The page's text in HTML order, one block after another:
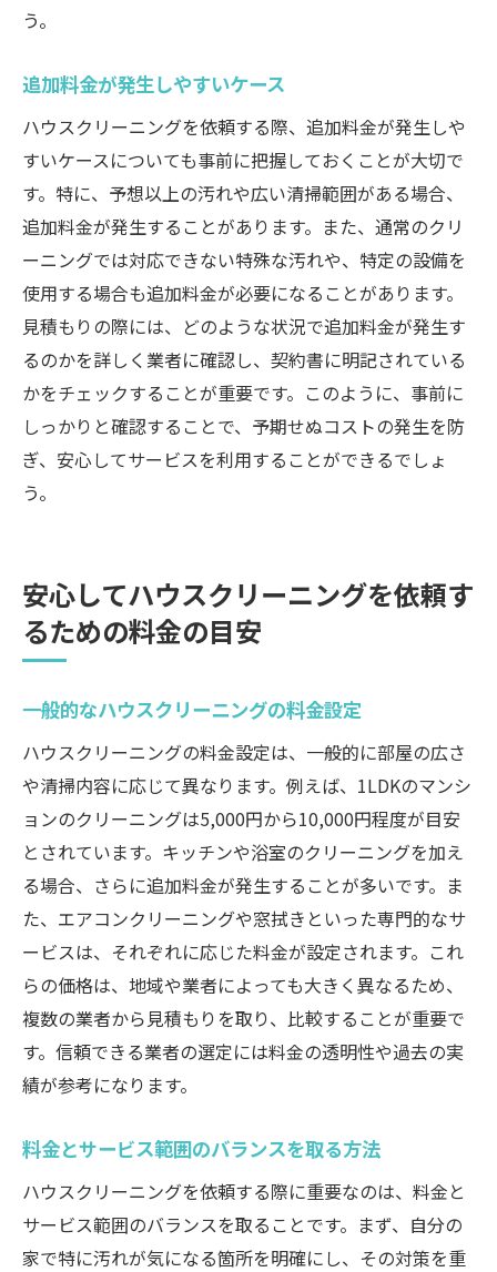
う。
追加料金が発生しやすいケース
ハウスクリーニングを依頼する際、追加料金が発生しや
すいケースについても事前に把握しておくことが大切で
す。特に、予想以上の汚れや広い清掃範囲がある場合、
追加料金が発生することがあります。また、通常のクリ
ーニングでは対応できない特殊な汚れや、特定の設備を
使用する場合も追加料金が必要になることがあります。
見積もりの際には、どのような状況で追加料金が発生す
るのかを詳しく業者に確認し、契約書に明記されている
かをチェックすることが重要です。このように、事前に
しっかりと確認することで、予期せぬコストの発生を防
ぎ、安心してサービスを利用することができるでしょ
う。
安心してハウスクリーニングを依頼す
るための料金の目安
一般的なハウスクリーニングの料金設定
ハウスクリーニングの料金設定は、一般的に部屋の広さ
や清掃内容に応じて異なります。例えば、1LDKのマンシ
ョンのクリーニングは5,000円から10,000円程度が目安
とされています。キッチンや浴室のクリーニングを加え
る場合、さらに追加料金が発生することが多いです。ま
た、エアコンクリーニングや窓拭きといった専門的なサ
ービスは、それぞれに応じた料金が設定されます。これ
らの価格は、地域や業者によっても大きく異なるため、
複数の業者から見積もりを取り、比較することが重要で
す。信頼できる業者の選定には料金の透明性や過去の実
績が参考になります。
料金とサービス範囲のバランスを取る方法
ハウスクリーニングを依頼する際に重要なのは、料金と
サービス範囲のバランスを取ることです。まず、自分の
家で特に汚れが気になる箇所を明確にし、その対策を重